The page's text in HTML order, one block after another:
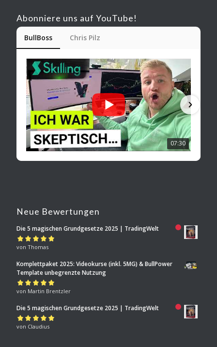
Abonniere uns auf YouTube!
BullBoss Chris Pilz
07:30
Neue Bewertungen
Die 5 magischen Grundgesetze 2025 | TradingWelt
Bewertet mit
von Thomas
Komplettpaket 2025: Videokurse (inkl. 5MG) & BullPower
Template unbegrenzte Nutzung
Bewertet mit5
von Martin Brentzler
Die 5 magischen Grundgesetze 2025 | TradingWelt
Bewertet mit
von Claudius